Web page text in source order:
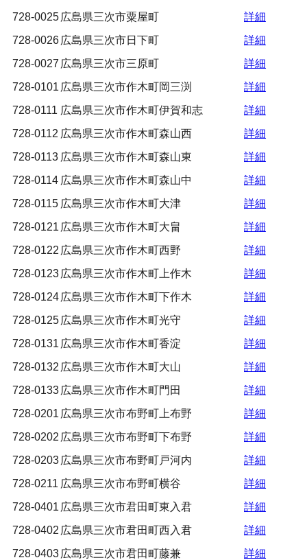
728-0025 広島県三次市粟屋町
詳細
728-0026 広島県三次市日下町
詳細
728-0027 広島県三次市三原町
詳細
728-0101 広島県三次市作木町岡三渕
詳細
728-0111 広島県三次市作木町伊賀和志
詳細
728-0112 広島県三次市作木町森山西
詳細
728-0113 広島県三次市作木町森山東
詳細
728-0114 広島県三次市作木町森山中
詳細
728-0115 広島県三次市作木町大津
詳細
728-0121 広島県三次市作木町大畠
詳細
728-0122 広島県三次市作木町西野
詳細
728-0123 広島県三次市作木町上作木
詳細
728-0124 広島県三次市作木町下作木
詳細
728-0125 広島県三次市作木町光守
詳細
728-0131 広島県三次市作木町香淀
詳細
728-0132 広島県三次市作木町大山
詳細
728-0133 広島県三次市作木町門田
詳細
728-0201 広島県三次市布野町上布野
詳細
728-0202 広島県三次市布野町下布野
詳細
728-0203 広島県三次市布野町戸河内
詳細
728-0211 広島県三次市布野町横谷
詳細
728-0401 広島県三次市君田町東入君
詳細
728-0402 広島県三次市君田町西入君
詳細
728-0403 広島県三次市君田町藤兼
詳細